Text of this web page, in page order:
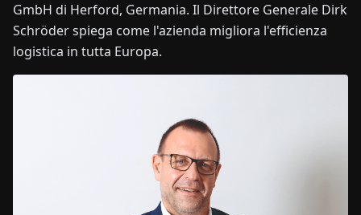
GmbH di Herford, Germania. Il Direttore Generale Dirk
Schröder spiega come l'azienda migliora l'efficienza
logistica in tutta Europa.